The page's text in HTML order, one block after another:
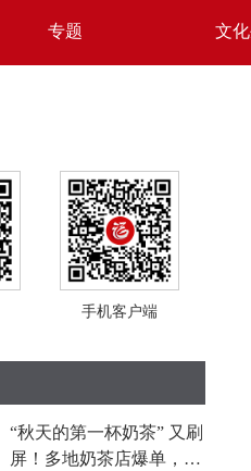
专题 文
手机客户端
“秋天的第一杯奶茶” 又刷
屏！多地奶茶店爆单，福